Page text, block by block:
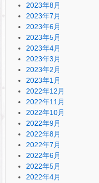
2023年8月
2023年7月
2023年6月
2023年5月
2023年4月
2023年3月
2023年2月
2023年1月
2022年12月
2022年11月
2022年10月
2022年9月
2022年8月
2022年7月
2022年6月
2022年5月
2022年4月